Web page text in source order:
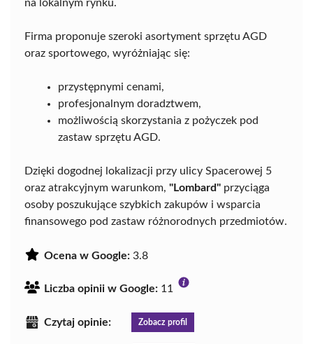
na lokalnym rynku.
Firma proponuje szeroki asortyment sprzętu AGD
oraz sportowego, wyróżniając się:
przystępnymi cenami,
profesjonalnym doradztwem,
możliwością skorzystania z pożyczek pod
zastaw sprzętu AGD.
Dzięki dogodnej lokalizacji przy ulicy Spacerowej 5
oraz atrakcyjnym warunkom, "Lombard" przyciąga
osoby poszukujące szybkich zakupów i wsparcia
finansowego pod zastaw różnorodnych przedmiotów.
Ocena w Google: 3.8
Liczba opinii w Google: 11
Czytaj opinie: Zobacz profil